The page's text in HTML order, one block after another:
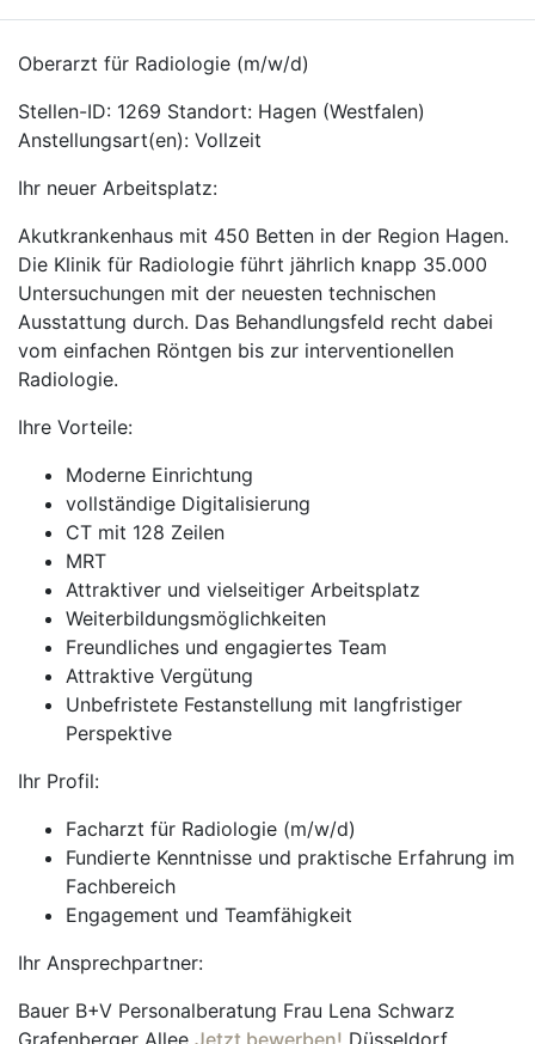
Oberarzt für Radiologie (m/w/d)
Stellen-ID: 1269 Standort: Hagen (Westfalen)
Anstellungsart(en): Vollzeit
Ihr neuer Arbeitsplatz:
Akutkrankenhaus mit 450 Betten in der Region Hagen.
Die Klinik für Radiologie führt jährlich knapp 35.000
Untersuchungen mit der neuesten technischen
Ausstattung durch. Das Behandlungsfeld recht dabei
vom einfachen Röntgen bis zur interventionellen
Radiologie.
Ihre Vorteile:
Moderne Einrichtung
vollständige Digitalisierung
CT mit 128 Zeilen
MRT
Attraktiver und vielseitiger Arbeitsplatz
Weiterbildungsmöglichkeiten
Freundliches und engagiertes Team
Attraktive Vergütung
Unbefristete Festanstellung mit langfristiger
Perspektive
Ihr Profil:
Facharzt für Radiologie (m/w/d)
Fundierte Kenntnisse und praktische Erfahrung im
Fachbereich
Engagement und Teamfähigkeit
Ihr Ansprechpartner:
Bauer B+V Personalberatung Frau Lena Schwarz
Grafenberger Allee Jetzt bewerben! Düsseldorf